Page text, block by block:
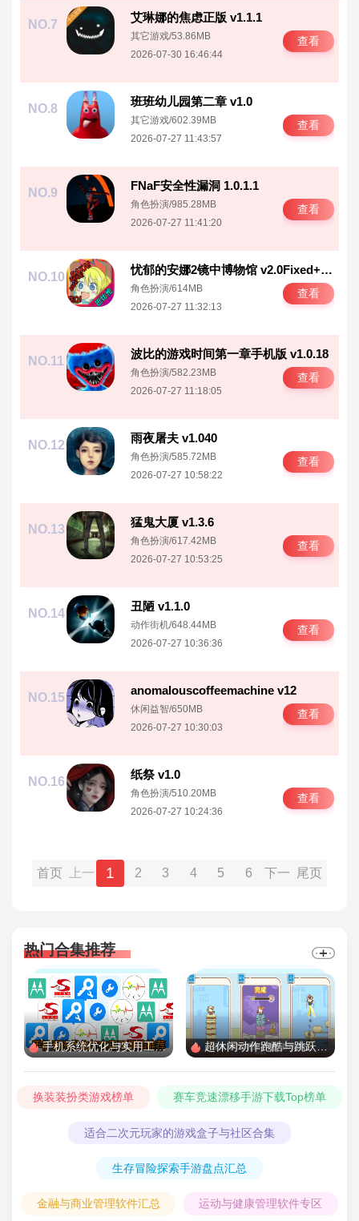
NO.7
艾琳娜的焦虑正版 v1.1.1
其它游戏/53.86MB
2026-07-30 16:46:44
查看
NO.8
班班幼儿园第二章 v1.0
其它游戏/602.39MB
2026-07-27 11:43:57
查看
NO.9
FNaF安全性漏洞 1.0.1.1
角色扮演/985.28MB
2026-07-27 11:41:20
查看
NO.10
忧郁的安娜2镜中博物馆 v2.0Fixed+Xtras
角色扮演/614MB
2026-07-27 11:32:13
查看
NO.11
波比的游戏时间第一章手机版 v1.0.18
角色扮演/582.23MB
2026-07-27 11:18:05
查看
NO.12
雨夜屠夫 v1.040
角色扮演/585.72MB
2026-07-27 10:58:22
查看
NO.13
猛鬼大厦 v1.3.6
角色扮演/617.42MB
2026-07-27 10:53:25
查看
NO.14
丑陋 v1.1.0
动作街机/648.44MB
2026-07-27 10:36:36
查看
NO.15
anomalouscoffeemachine v12
休闲益智/650MB
2026-07-27 10:30:03
查看
NO.16
纸祭 v1.0
角色扮演/510.20MB
2026-07-27 10:24:36
查看
首页
上一
1 2 3 4 5 6
下一
尾页
热门合集推荐
手机系统优化与实用工具箱推荐 超休闲动作跑酷与跳跃游戏精选
换装装扮类游戏榜单 赛车竞速漂移手游下载Top榜单
适合二次元玩家的游戏盒子与社区合集
生存冒险探索手游盘点汇总
金融与商业管理软件汇总 运动与健康管理软件专区